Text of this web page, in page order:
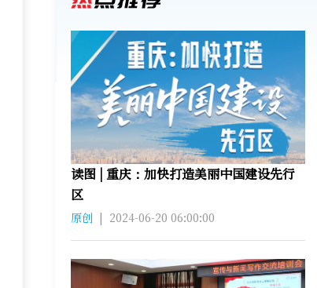
读图 | 重庆：加快打造美丽中国建设先行
区
原创 | 2024-06-20 06:00:00